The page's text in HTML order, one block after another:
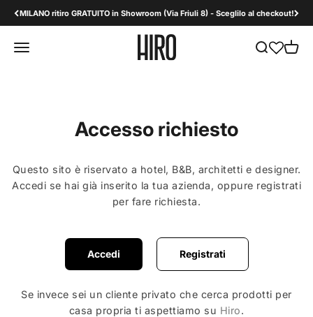
MILANO ritiro GRATUITO in Showroom (Via Friuli 8) - Sceglilo al checkout!
Apri il menu di navigazione HiroDesign B2B Mostra il
Accesso richiesto
Questo sito è riservato a hotel, B&B, architetti e designer.
Accedi se hai già inserito la tua azienda, oppure registrati
per fare richiesta.
Accedi Registrati
Se invece sei un cliente privato che cerca prodotti per
casa propria ti aspettiamo su Hiro.